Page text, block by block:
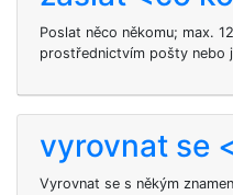
Poslat něco někomu; max.
prostřednictvím pošty nebo
vyrovnat se
Vyrovnat se s někým